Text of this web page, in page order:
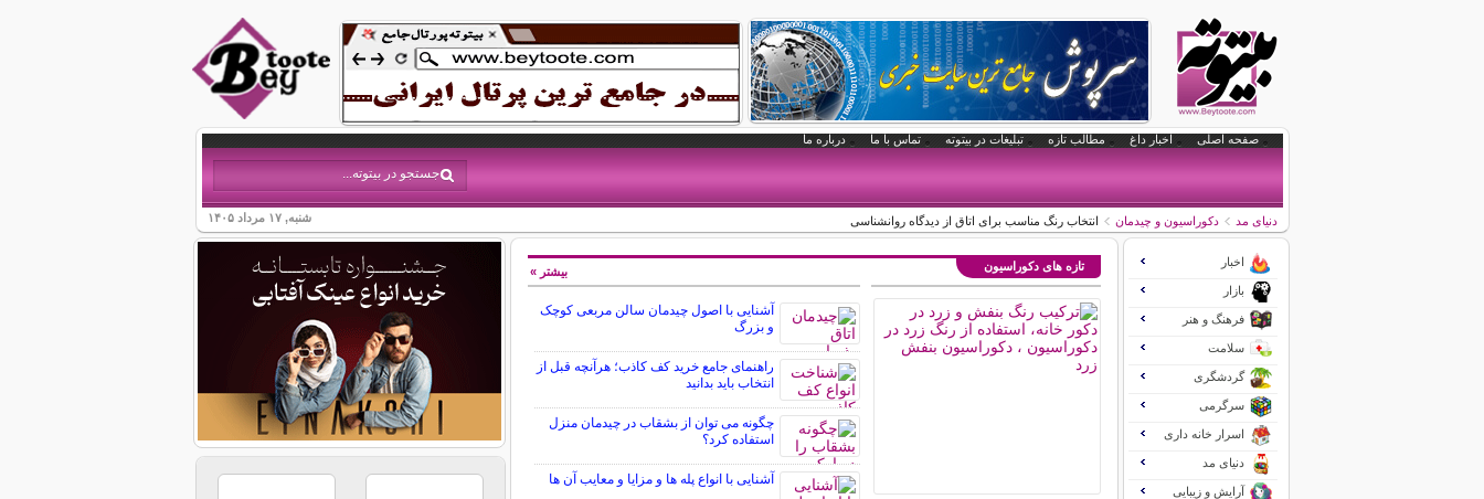
صفحه اصلی اخبار داغ مطالب تازه تبلیغات در بیتوته تماس با ما درباره ما
شنبه, ۱۷ مرداد ۱۴۰۵ دنیای مد دکوراسیون و چیدمان انتخاب رنگ مناسب برای اتاق از دیدگاه روانشناسی
تازه های دکوراسیون
آشنایی با اصول چیدمان سالن مربعی کوچک
و بزرگ
راهنمای جامع خرید کف کاذب؛ هرآنچه قبل از
انتخاب باید بدانید
چگونه می توان از بشقاب در چیدمان منزل
استفاده کرد؟
آشنایی با انواع پله ها و مزایا و معایب آن ها
بیشتر »
اخبار
بازار
فرهنگ و هنر
سلامت
گردشگری
سرگرمی
اسرار خانه داری
دنیای مد
آرایش و زیبایی